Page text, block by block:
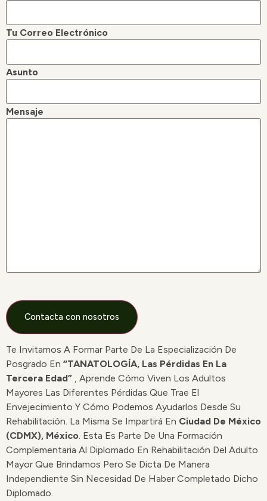
Tu Correo Electrónico
Asunto
Mensaje
Te Invitamos A Formar Parte De La Especialización De
Posgrado En “TANATOLOGÍA, Las Pérdidas En La
Tercera Edad” , Aprende Cómo Viven Los Adultos
Mayores Las Diferentes Pérdidas Que Trae El
Envejecimiento Y Cómo Podemos Ayudarlos Desde Su
Rehabilitación. La Misma Se Impartirá En Ciudad De México
(CDMX), México. Esta Es Parte De Una Formación
Complementaria Al Diplomado En Rehabilitación Del Adulto
Mayor Que Brindamos Pero Se Dicta De Manera
Independiente Sin Necesidad De Haber Completado Dicho
Diplomado.